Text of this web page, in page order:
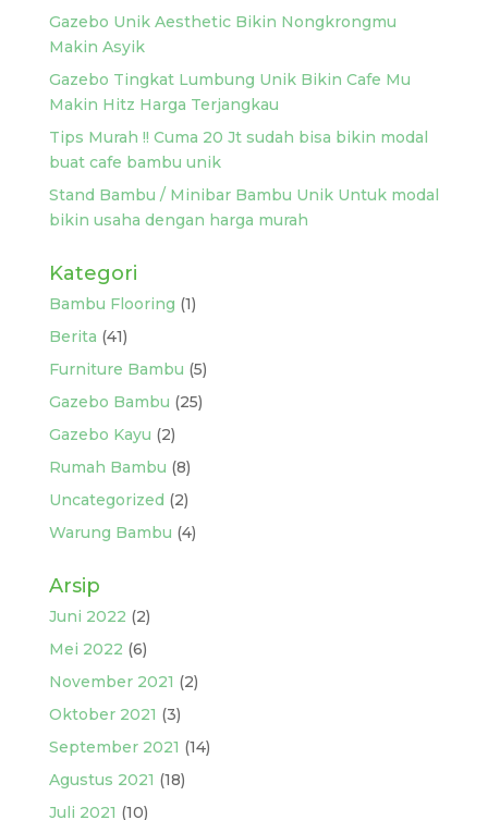
Gazebo Unik Aesthetic Bikin Nongkrongmu
Makin Asyik
Gazebo Tingkat Lumbung Unik Bikin Cafe Mu
Makin Hitz Harga Terjangkau
Tips Murah !! Cuma 20 Jt sudah bisa bikin modal
buat cafe bambu unik
Stand Bambu / Minibar Bambu Unik Untuk modal
bikin usaha dengan harga murah
Kategori
Bambu Flooring (1)
Berita (41)
Furniture Bambu (5)
Gazebo Bambu (25)
Gazebo Kayu (2)
Rumah Bambu (8)
Uncategorized (2)
Warung Bambu (4)
Arsip
Juni 2022 (2)
Mei 2022 (6)
November 2021 (2)
Oktober 2021 (3)
September 2021 (14)
Agustus 2021 (18)
Juli 2021 (10)